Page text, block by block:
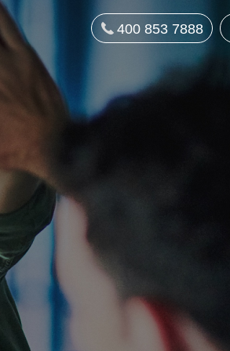
400 853 7888